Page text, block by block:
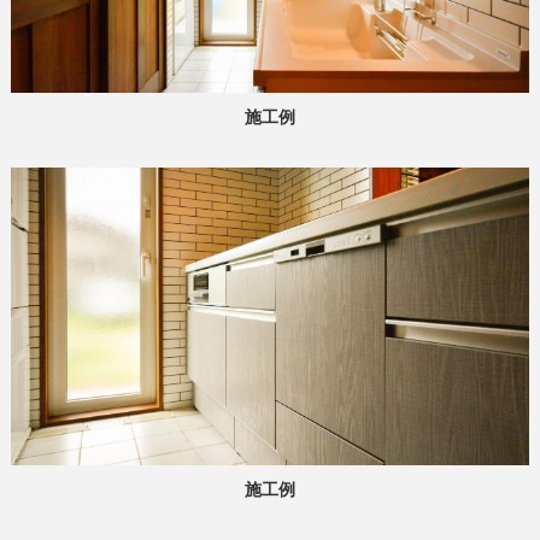
施工例
施工例